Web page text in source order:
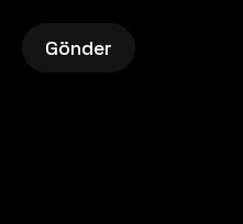
Gönder